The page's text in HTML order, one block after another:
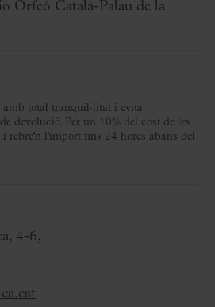
Orfeó Català-Palau de la
amb total tranquil·litat i evita
devolució. Per un 10% del cost de les
i rebre'n l'import fins 24 hores abans del
4-6,